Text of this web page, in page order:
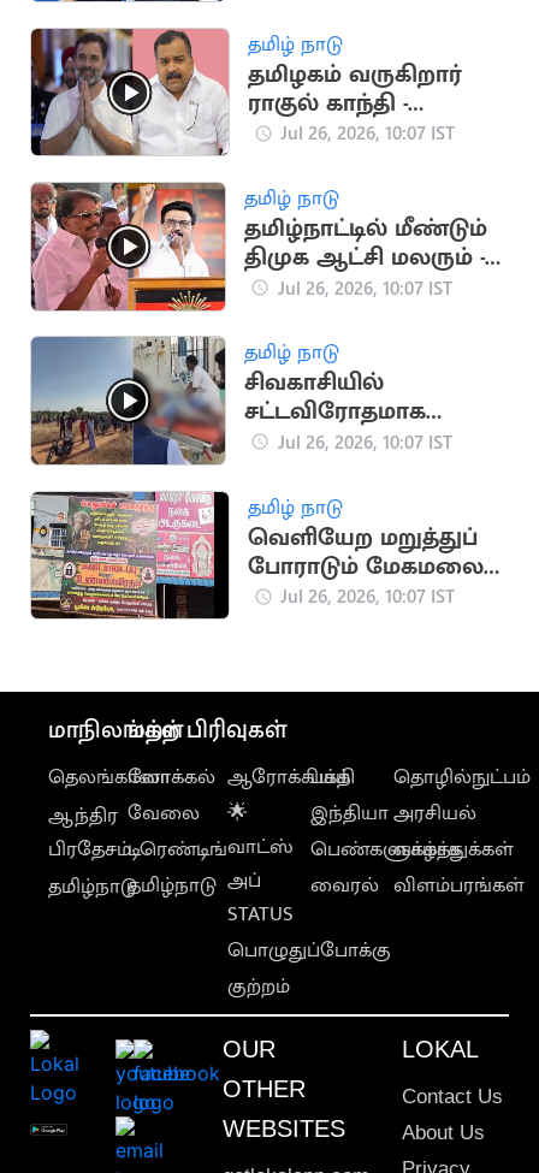
தமிழ் நாடு
தமிழகம் வருகிறார்
ராகுல் காந்தி -
மாணிக்கம் தாகூர்
Jul 26, 2026, 10:07 IST
தமிழ் நாடு
தமிழ்நாட்டில் மீண்டும்
திமுக ஆட்சி மலரும் -
கே.கே.எஸ்.எஸ்.ஆர்.ரா
Jul 26, 2026, 10:07 IST
தமிழ் நாடு
சிவகாசியில்
சட்டவிரோதமாக
பட்டாசு தயாரிப்பில்
Jul 26, 2026, 10:07 IST
தமிழ் நாடு
வெளியேற மறுத்துப்
போராடும் மேகமலை
பகுதி மக்கள்
Jul 26, 2026, 10:07 IST
மாநிலங்கள்
தெலங்கானா
ஆந்திர
பிரதேசம்
தமிழ்நாடு
மற்ற பிரிவுகள்
லோக்கல்
வேலை
டிரெண்டிங்
தமிழ்நாடு
ஆரோக்கியம்
🌟
வாட்ஸ்
அப்
STATUS
பொழுதுப்போக்கு
குற்றம்
பக்தி
இந்தியா
பெண்களுக்காக
வைரல்
தொழில்நுட்பம்
அரசியல்
வாழ்த்துக்கள்
விளம்பரங்கள்
OUR
OTHER
WEBSITES
LOKAL
Contact Us
About Us
Privacy